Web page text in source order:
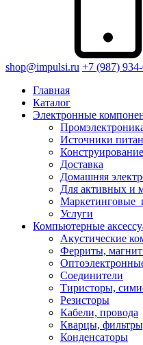
shop@impulsi.ru +7 (987)
Главная
Каталог
Электронные
Источники
Доставка
Домашняя
Для активных и
Услуги
Компьютерные
Акустические
Ферриты,
Соединители
Тиристоры,
Резисторы
Кабели, провода
Кварцы,
Конденсаторы